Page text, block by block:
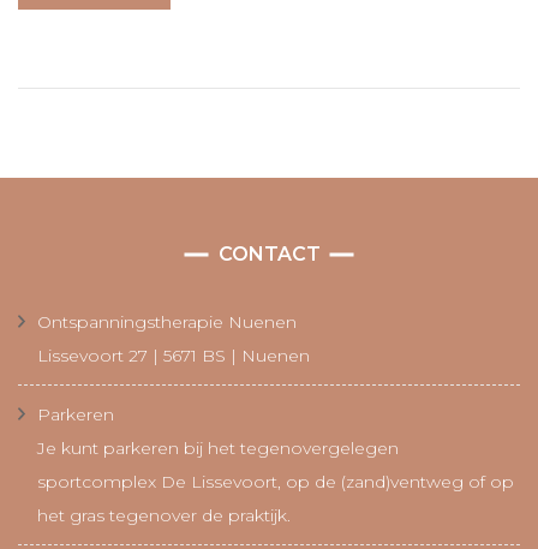
CONTACT
Ontspanningstherapie Nuenen
Lissevoort 27 | 5671 BS | Nuenen
Parkeren
Je kunt parkeren bij het tegenovergelegen
sportcomplex De Lissevoort, op de (zand)ventweg of op
het gras tegenover de praktijk.